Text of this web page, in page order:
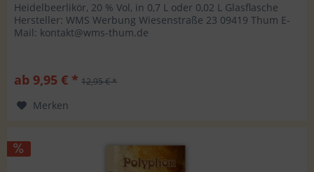
Heidelbeerlikör, 20 % Vol, in 0,7 L oder 0,02 L Glasflasche
Hersteller: WMS Werbung Wiesenstraße 23 09419 Thum E-
Mail: kontakt@wms-thum.de
ab 9,95 € * 12,95 € *
Merken